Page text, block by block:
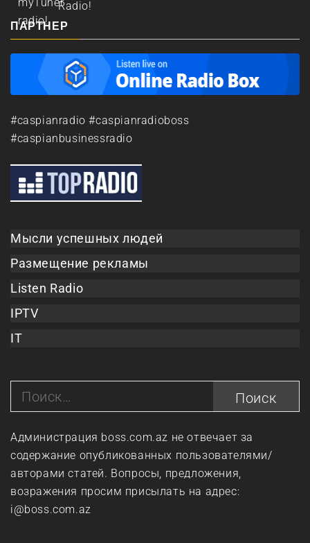
ПАРТНЕР
#caspianradio #caspianradioboss
#caspianbusinessradio
Мысли успешных людей
Размещение рекламы
Listen Radio
IPTV
IT
Найти:
Администрация boss.com.az не отвечает за
содержание опубликованных пользователями/
авторами статей. Вопросы, предложения,
возражения просим присылать на адрес:
i@boss.com.az